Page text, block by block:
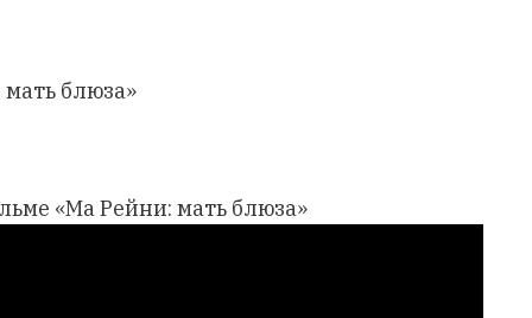
блюза»
«Ма Рейни: мать блюза»